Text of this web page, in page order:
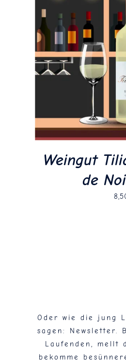
Weingut
de
Oder wie die jung
sagen: Newsletter.
Laufenden, mellt
bekomme